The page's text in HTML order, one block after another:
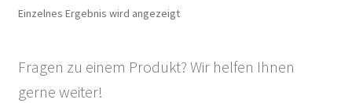
Einzelnes Ergebnis wird angezeigt
Fragen zu einem Produkt? Wir helfen Ihnen
gerne weiter!